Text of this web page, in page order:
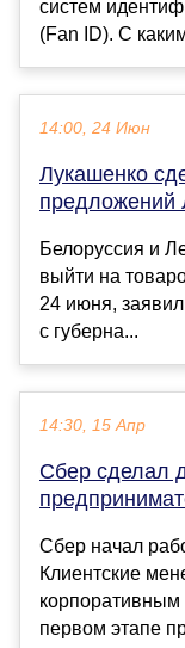
систем
(Fan ID). С
14:00, 24 Июн
Лукашенко
предложений
Белоруссия и
выйти на
24 июня,
с губерна...
14:30, 15 Апр
Сбер сделал
Сбер начал
Клиентские
первом этапе